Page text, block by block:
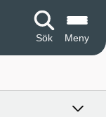
Sök Meny